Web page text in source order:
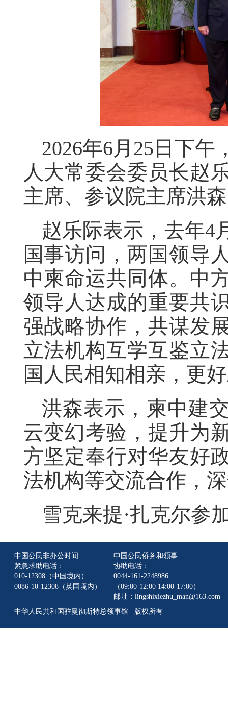
2026年6月25日下
人大常委会委员长赵
主席、参议院主席洪
赵乐际表示，去年4
国事访问，两国领导
中柬命运共同体。中
领导人达成的重要共
强战略协作，共谋发
立法机构互学互鉴立
国人民相知相亲，更
洪森表示，柬中建
云变幻考验，提升为
方坚定奉行对华友好
法机构等交流合作，
雪克来提·扎克尔参
中国公民非办公时间
紧急求助电话：
010-12308（中国境内）
0086-10-12308（英国境内）
中国公民侨务和领事
协助电话：
0044-161-2248986
（09:00-12:00 14:00-17:00）
邮址：lingshixiezhu_man@163.com
中华人民共和国驻曼彻斯特总领事馆 版权所有